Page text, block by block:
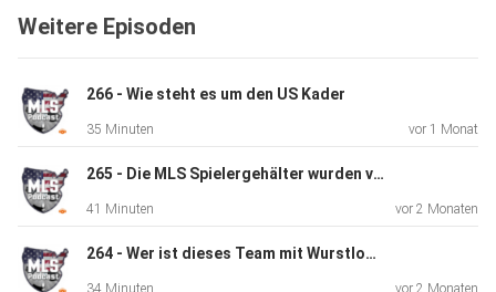
Folge. Feedback erwünscht! Um den MLS Podcast noch
interessant zu machen, freuen wir uns natürlich sehr über
Rückmeldungen, Meinungen, ...
www.podcastbu.de - Full-Service-Podcast-Agentur -
Konzeption,
Weitere Episoden
266 - Wie steht es um den US Kader
35 Minuten vor 1 Monat
265 - Die MLS Spielergehälter wurden veröffentlicht
41 Minuten vor 2 Monaten
264 - Wer ist dieses Team mit Wurstlogo? (Kein Witz)
34 Minuten vor 2 Monaten